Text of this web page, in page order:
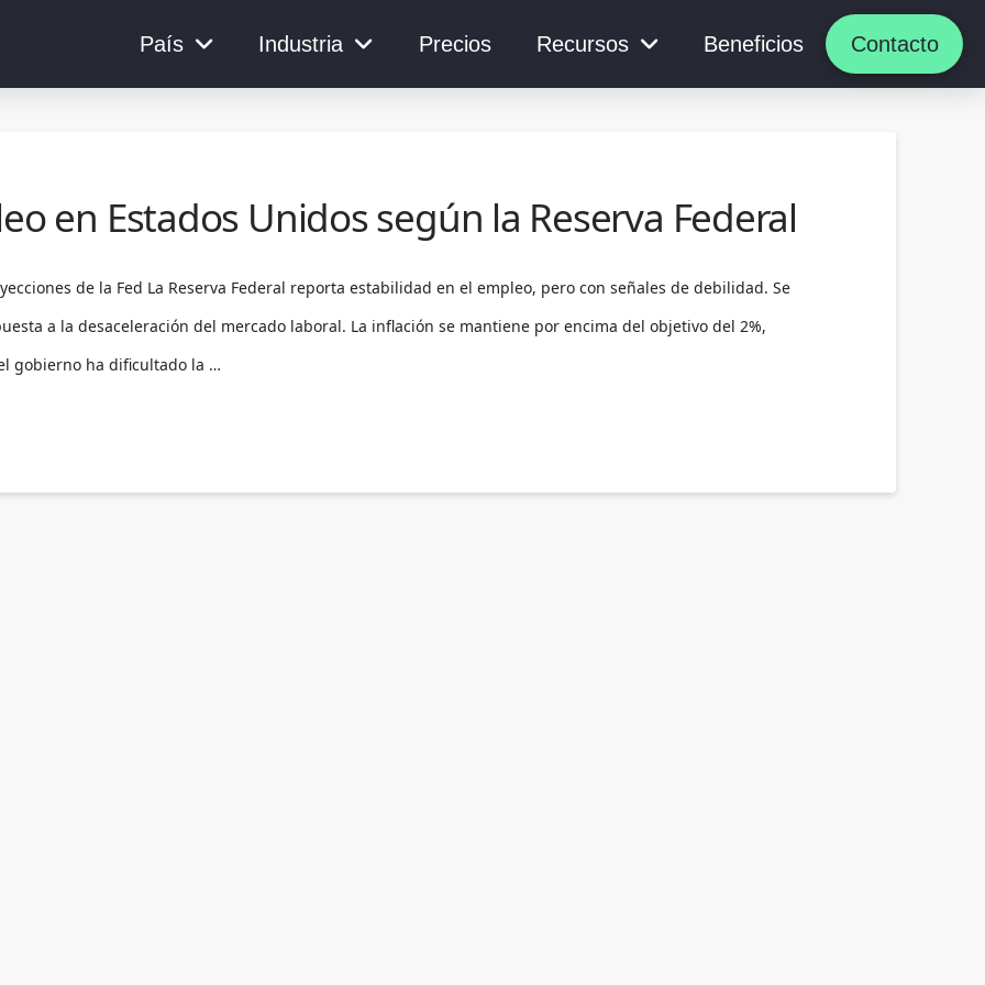
País Industria Precios Recursos Beneficios Contacto
en Estados Unidos según la Reserva Federal
de la Fed La Reserva Federal reporta estabilidad en el empleo, pero con señales de debilidad. Se
a la desaceleración del mercado laboral. La inflación se mantiene por encima del objetivo del 2%,
gobierno ha dificultado la …